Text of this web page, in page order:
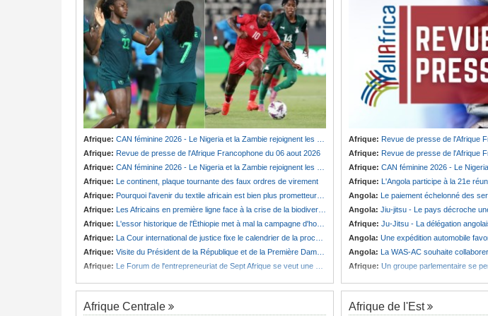
Afrique: CAN féminine 2026 - Le Nigeria et la Zambie rejoignent les quarts de finale
Afrique: Revue de presse de l'Afrique Francophone du 06 aout 2026
Afrique: CAN féminine 2026 - Le Nigeria et la Zambie rejoignent les quarts de finale
Afrique: Le continent, plaque tournante des faux ordres de virement
Afrique: Pourquoi l'avenir du textile africain est bien plus prometteur que ne le laissent penser les chiffres
Afrique: Les Africains en première ligne face à la crise de la biodiversité
Afrique: L'essor historique de l'Éthiopie met à mal la campagne d'hostilité menée par Le Caire
Afrique: La Cour international de justice fixe le calendrier de la procédure engagée par la RDC contre le Rwanda
Afrique: Visite du Président de la République et de la Première Dame à Yamoussoukro
Afrique: Le Forum de l'entrepreneuriat de Sept Afrique se veut une plateforme de mobilisation des investissements
Afrique: Revue de presse de l'Afrique
Afrique: Revue de presse de l'Afrique
Afrique: CAN féminine 2026 - Le Nigeria et la
Afrique: L'Angola participe à la 21e réunion du
Angola: Le paiement échelonné des
Angola: Jiu-jitsu - Le pays décroche une
Afrique: Ju-Jitsu - La délégation angolaise reçue par
Angola: Une expédition automobile
Angola: La WAS-AC souhaite collaborer
Afrique: Un groupe parlementaire se penche sur le rôle des
Afrique Centrale Afrique de l'Est